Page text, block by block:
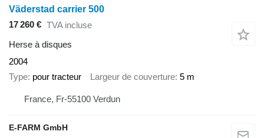
Väderstad carrier 500
17 260 € TVA incluse
Herse à disques
2004
Type pour tracteur Largeur de couverture 5 m
France, Fr-55100 Verdun
E-FARM GmbH